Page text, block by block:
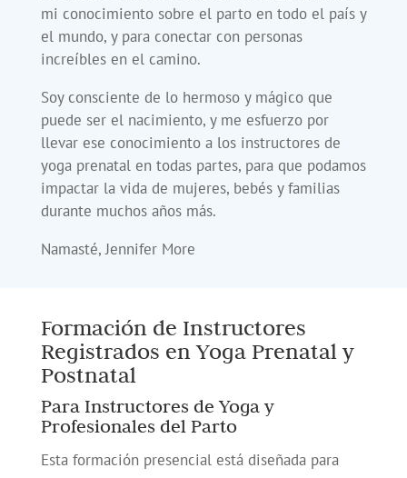
mi conocimiento sobre el parto en todo el país y
el mundo, y para conectar con personas
increíbles en el camino.
Soy consciente de lo hermoso y mágico que
puede ser el nacimiento, y me esfuerzo por
llevar ese conocimiento a los instructores de
yoga prenatal en todas partes, para que podamos
impactar la vida de mujeres, bebés y familias
durante muchos años más.
Namasté, Jennifer More
Formación de Instructores
Registrados en Yoga Prenatal y
Postnatal
Para Instructores de Yoga y
Profesionales del Parto
Esta formación presencial está diseñada para